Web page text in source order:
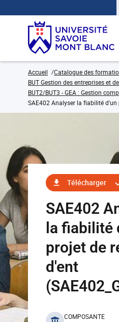
Accueil Catalogue des
BUT Gestion des entreprises et
BUT2/BUT3 - GEA : Gestion
SAE402 Analyser la fiabilité d'un
Télécharger
SAE402
la fiabilité
projet de
d'ent
benefits
COMPOSANTE